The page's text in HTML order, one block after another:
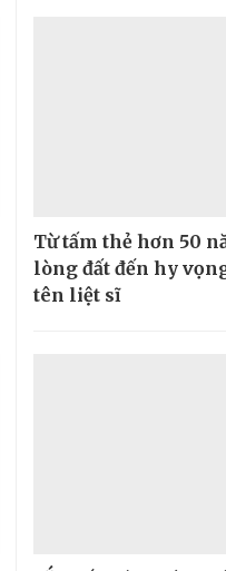
Từ tấm thẻ hơn 50
lòng đất đến hy
tên liệt sĩ